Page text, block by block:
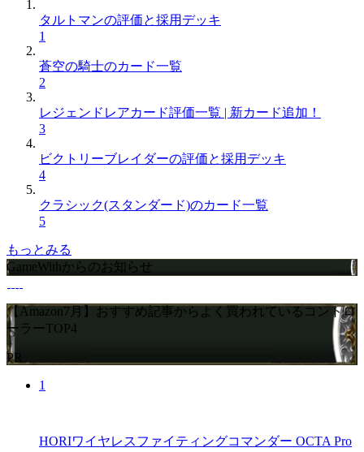
タルトマンの評価と採用デッキ
1
蒼空の騎士のカード一覧
2
レジェンドレアカード評価一覧 | 新カード追加！
3
ビクトリーブレイダーの評価と採用デッキ
4
クラシック(スタンダード)のカード一覧
5
もっとみる
GameWithからのお知らせ
【Amazon7月】おすすめ記事からよく買われているコントロ
ーラーTOP4
PR
1
HORIワイヤレスファイティングコマンダー OCTA Pro